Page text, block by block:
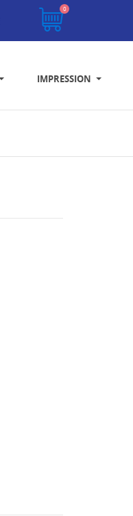
0
IMPRESSION